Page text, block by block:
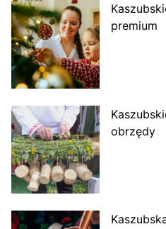
premium
obrzędy